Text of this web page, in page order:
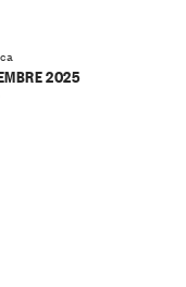
2025